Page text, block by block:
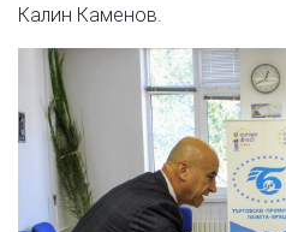
Калин Каменов.